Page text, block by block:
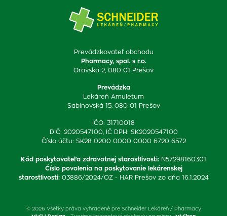
Prevádzkovateľ obchodu
Pharmacy, spol. s r.o.
Oravská 2, 080 01 Prešov
Prevádzka
Lekáreň Amuletum
Sabinovská 15, 080 01 Prešov
IČO: 31710018
DIČ: 2020547100, IČ DPH: SK2020547100
Číslo účtu: SK28 0200 0000 0000 6720 6572
Kód poskytovateľa zdravotnej starostlivosti: N57298160301
Číslo povolenia na poskytovanie lekárenskej
starostlivosti: 03886/2024/OZ - HAR Prešov zo dňa 16.1.2024
© 2026 Všetky práva vyhradené pre Schneider Lekáreň / Pharmacy